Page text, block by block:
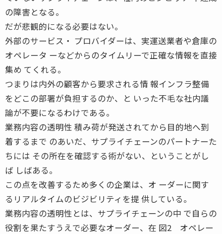
の障害となる。
だが悲観的になる必要はない。
外部のサービス・ プロバイダーは、実運送業者や倉庫の
オペレータ ーなどからのタイムリーで正確な情報を直接
集め てくれる。
つまりは内外の顧客から要求される情 報インフラ整備
をどこの部署が負担するのか、と いった不毛な社内議
論が不要になるわけである。
業務内容の透明性 積み荷が発送されてから目的地へ到
着するまで のあいだ、サプライチェーンのパートナーた
ちには その所在を確認する術がない、ということがし
ば しばある。
この点を改善するため多くの企業は、オ ーダーに関す
るリアルタイムのビジビリティを提 供している。
業務内容の透明性とは、サプライチェーンの中 で自らの
役割を果たすうえで必要なオーダー、在 図2 オペレー